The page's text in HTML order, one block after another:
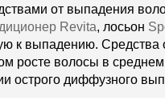
от выпадения
Revita, лосьон
к выпадению. Средства
росте волосы в
острого диффузного